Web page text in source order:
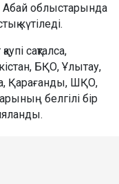
Абай облыстарында
күтіледі.
сақталса,
БҚО, Ұлытау,
Қарағанды, ШҚО,
белгілі бір